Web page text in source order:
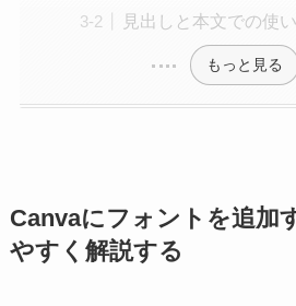
見出しと本文での使
もっと見る
Canvaにフォントを追加
やすく解説する